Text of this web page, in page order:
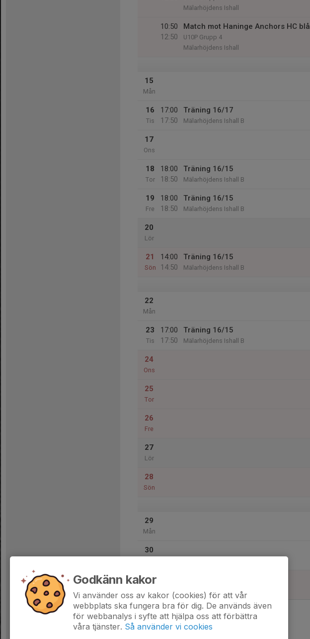
Mälarhöjdens Ishall
10:50
12:50
Match mot Haninge Anchors HC blå
U10P Grupp 4
Mälarhöjdens Ishall
15
Mån
16
Tis
17:00
17:50
Träning 16/17
Mälarhöjdens Ishall B
17
Ons
18
Tor
18:00
18:50
Träning 16/15
Mälarhöjdens Ishall B
19
Fre
18:00
18:50
Träning 16/15
Mälarhöjdens Ishall B
20
Lör
21
Sön
14:00
14:50
Träning 16/15
Mälarhöjdens Ishall B
22
Mån
23
Tis
17:00
17:50
Träning 16/15
Mälarhöjdens Ishall B
24
Ons
25
Tor
26
Fre
27
Lör
28
Sön
29
Mån
30
31
Godkänn kakor
Vi använder oss av kakor (cookies) för att vår
webbplats ska fungera bra för dig. De används även
för webbanalys i syfte att hjälpa oss att förbättra
våra tjänster. Så använder vi cookies